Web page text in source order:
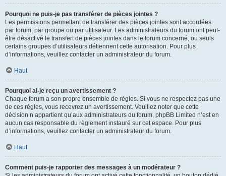
Pourquoi ne puis-je pas transférer de pièces jointes ?
Les permissions permettant de transférer des pièces jointes sont accordées
par forum, par groupe ou par utilisateur. Les administrateurs du forum ont peut-
être désactivé le transfert de pièces jointes dans le forum concerné, ou seuls
certains groupes d’utilisateurs détiennent cette autorisation. Pour plus
d’informations, veuillez contacter un administrateur du forum.
Haut
Pourquoi ai-je reçu un avertissement ?
Chaque forum a son propre ensemble de règles. Si vous ne respectez pas une
de ces règles, vous recevrez un avertissement. Veuillez noter que cette
décision n’appartient qu’aux administrateurs du forum, phpBB Limited n’est en
aucun cas responsable du règlement instauré sur cet espace. Pour plus
d’informations, veuillez contacter un administrateur du forum.
Haut
Comment puis-je rapporter des messages à un modérateur ?